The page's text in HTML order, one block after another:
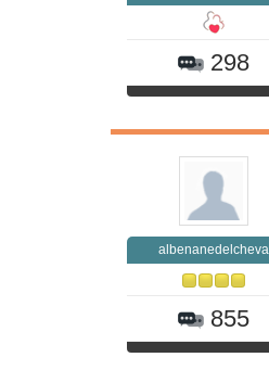
298
albenanedelcheva
855